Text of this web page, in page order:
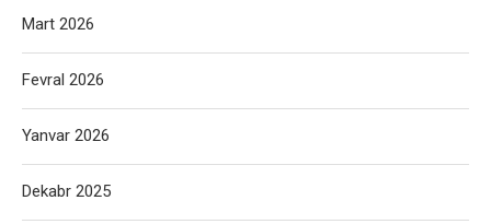
Mart 2026
Fevral 2026
Yanvar 2026
Dekabr 2025